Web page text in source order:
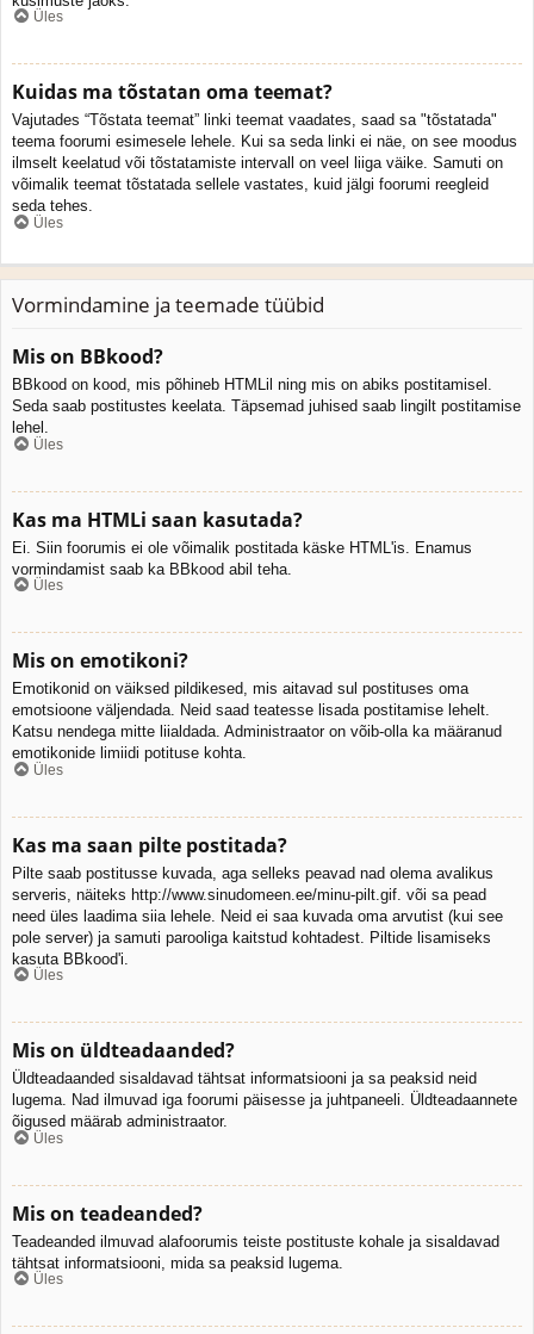
Üles
Kuidas ma tõstatan oma teemat?
Vajutades “Tõstata teemat” linki teemat vaadates, saad sa "tõstatada"
teema foorumi esimesele lehele. Kui sa seda linki ei näe, on see moodus
ilmselt keelatud või tõstatamiste intervall on veel liiga väike. Samuti on
võimalik teemat tõstatada sellele vastates, kuid jälgi foorumi reegleid
seda tehes.
Üles
Vormindamine ja teemade tüübid
Mis on BBkood?
BBkood on kood, mis põhineb HTMLil ning mis on abiks postitamisel.
Seda saab postitustes keelata. Täpsemad juhised saab lingilt postitamise
lehel.
Üles
Kas ma HTMLi saan kasutada?
Ei. Siin foorumis ei ole võimalik postitada käske HTML'is. Enamus
vormindamist saab ka BBkood abil teha.
Üles
Mis on emotikoni?
Emotikonid on väiksed pildikesed, mis aitavad sul postituses oma
emotsioone väljendada. Neid saad teatesse lisada postitamise lehelt.
Katsu nendega mitte liialdada. Administraator on võib-olla ka määranud
emotikonide limiidi potituse kohta.
Üles
Kas ma saan pilte postitada?
Pilte saab postitusse kuvada, aga selleks peavad nad olema avalikus
serveris, näiteks http://www.sinudomeen.ee/minu-pilt.gif. või sa pead
need üles laadima siia lehele. Neid ei saa kuvada oma arvutist (kui see
pole server) ja samuti parooliga kaitstud kohtadest. Piltide lisamiseks
kasuta BBkood'i.
Üles
Mis on üldteadaanded?
Üldteadaanded sisaldavad tähtsat informatsiooni ja sa peaksid neid
lugema. Nad ilmuvad iga foorumi päisesse ja juhtpaneeli. Üldteadaannete
õigused määrab administraator.
Üles
Mis on teadeanded?
Teadeanded ilmuvad alafoorumis teiste postituste kohale ja sisaldavad
tähtsat informatsiooni, mida sa peaksid lugema.
Üles